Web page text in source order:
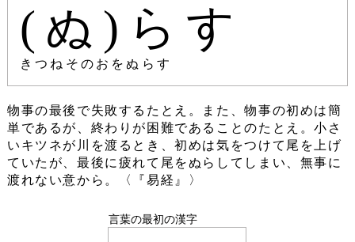
(ぬ)らす
きつねそのおをぬらす
物事の最後で失敗するたとえ。また、物事の初めは簡
単であるが、終わりが困難であることのたとえ。小さ
いキツネが川を渡るとき、初めは気をつけて尾を上げ
ていたが、最後に疲れて尾をぬらしてしまい、無事に
渡れない意から。〈『易経』〉
言葉の最初の漢字